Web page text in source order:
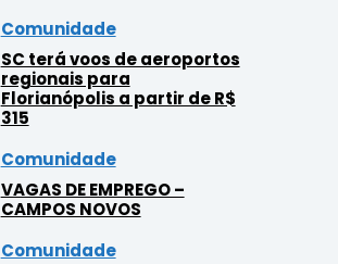
Comunidade
SC terá voos de aeroportos
regionais para
Florianópolis a partir de R$
315
Comunidade
VAGAS DE EMPREGO –
CAMPOS NOVOS
Comunidade